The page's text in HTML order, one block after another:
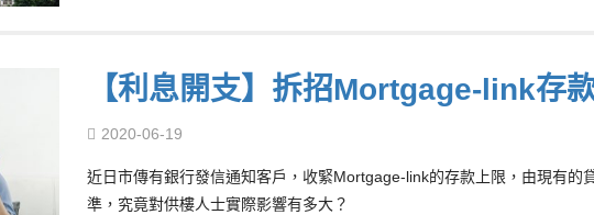
【利息開支】拆招Mortgage-link存
2020-06-19
近日市傳有銀行發信通知客戶，收緊Mortgage-link的存款上限，由現有
準，究竟對供樓人士實際影響有多大？